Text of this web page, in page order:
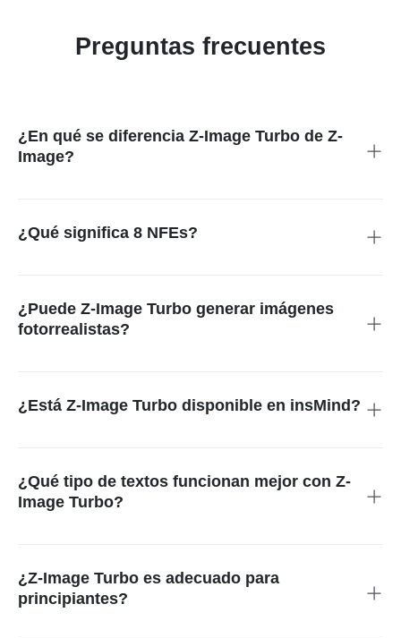
Preguntas frecuentes
¿En qué se diferencia Z-Image Turbo de Z-
Image?
Image completo, manteniendo al mismo tiempo una calidad
visual realista.
¿Qué significa 8 NFEs?
significativa el tiempo de procesamiento y permite una
generación de imágenes mucho más rápida.
¿Puede Z-Image Turbo generar imágenes
fotorrealistas?
proporciones precisas, adecuadas para usos prácticos.
¿Está Z-Image Turbo disponible en insMind?
sin configuraciones externas.
¿Qué tipo de textos funcionan mejor con Z-
Image Turbo?
precisión y las convierte en imágenes realistas.
¿Z-Image Turbo es adecuado para
principiantes?